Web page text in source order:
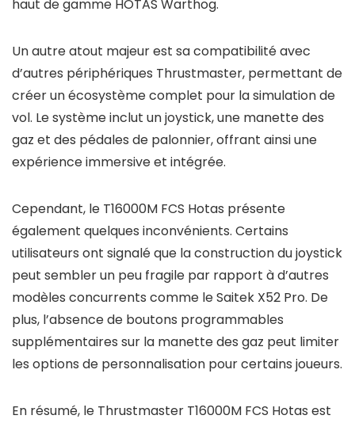
haut de gamme HOTAS Warthog.
Un autre atout majeur est sa compatibilité avec
d’autres périphériques Thrustmaster, permettant de
créer un écosystème complet pour la simulation de
vol. Le système inclut un joystick, une manette des
gaz et des pédales de palonnier, offrant ainsi une
expérience immersive et intégrée.
Cependant, le T16000M FCS Hotas présente
également quelques inconvénients. Certains
utilisateurs ont signalé que la construction du joystick
peut sembler un peu fragile par rapport à d’autres
modèles concurrents comme le Saitek X52 Pro. De
plus, l’absence de boutons programmables
supplémentaires sur la manette des gaz peut limiter
les options de personnalisation pour certains joueurs.
En résumé, le Thrustmaster T16000M FCS Hotas est